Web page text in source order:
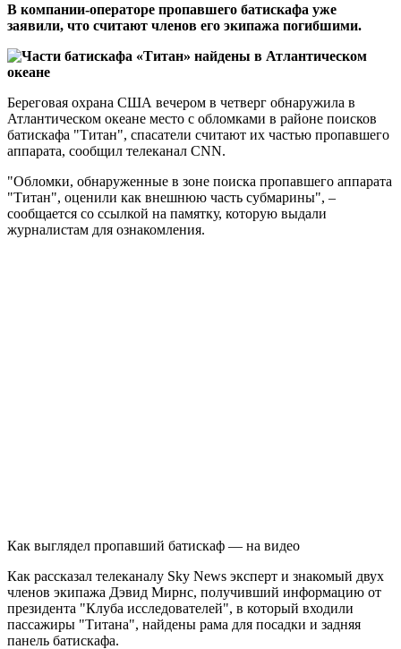
В компании-операторе пропавшего батискафа уже
заявили, что считают членов его экипажа погибшими.
Береговая охрана США вечером в четверг обнаружила в
Атлантическом океане место с обломками в районе поисков
батискафа "Титан", спасатели считают их частью пропавшего
аппарата, сообщил телеканал CNN.
"Обломки, обнаруженные в зоне поиска пропавшего аппарата
"Титан", оценили как внешнюю часть субмарины", –
сообщается со ссылкой на памятку, которую выдали
журналистам для ознакомления.
Как выглядел пропавший батискаф — на видео
Как рассказал телеканалу Sky News эксперт и знакомый двух
членов экипажа Дэвид Мирнс, получивший информацию от
президента "Клуба исследователей", в который входили
пассажиры "Титана", найдены рама для посадки и задняя
панель батискафа.